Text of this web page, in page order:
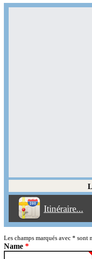
Itinéraire...
Éviter les autoroutes
Éviter les péages
Partir! Reset
Les champs marqués avec * sont
Name *